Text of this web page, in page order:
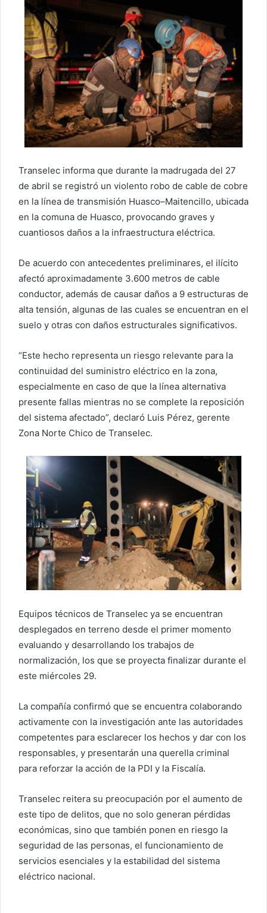
Transelec informa que durante la madrugada del 27
de abril se registró un violento robo de cable de cobre
en la línea de transmisión Huasco–Maitencillo, ubicada
en la comuna de Huasco, provocando graves y
cuantiosos daños a la infraestructura eléctrica.
De acuerdo con antecedentes preliminares, el ilícito
afectó aproximadamente 3.600 metros de cable
conductor, además de causar daños a 9 estructuras de
alta tensión, algunas de las cuales se encuentran en el
suelo y otras con daños estructurales significativos.
“Este hecho representa un riesgo relevante para la
continuidad del suministro eléctrico en la zona,
especialmente en caso de que la línea alternativa
presente fallas mientras no se complete la reposición
del sistema afectado”, declaró Luis Pérez, gerente
Zona Norte Chico de Transelec.
Equipos técnicos de Transelec ya se encuentran
desplegados en terreno desde el primer momento
evaluando y desarrollando los trabajos de
normalización, los que se proyecta finalizar durante el
este miércoles 29.
La compañía confirmó que se encuentra colaborando
activamente con la investigación ante las autoridades
competentes para esclarecer los hechos y dar con los
responsables, y presentarán una querella criminal
para reforzar la acción de la PDI y la Fiscalía.
Transelec reitera su preocupación por el aumento de
este tipo de delitos, que no solo generan pérdidas
económicas, sino que también ponen en riesgo la
seguridad de las personas, el funcionamiento de
servicios esenciales y la estabilidad del sistema
eléctrico nacional.